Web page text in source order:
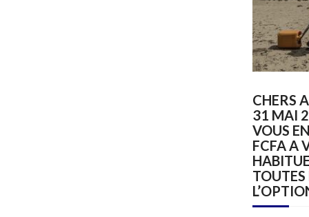
CHERS
31 MAI
VOUS
FCFA A
TOUTES